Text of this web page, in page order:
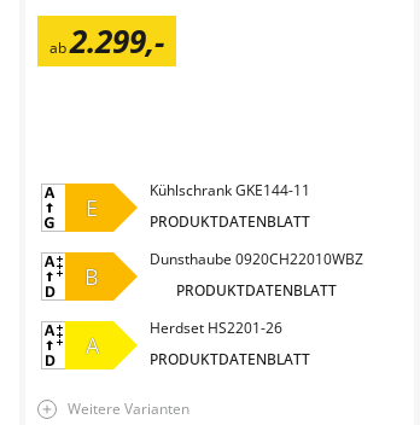
ab2.299,-
Weitere Varianten
E
Kühlschrank GKE144-11
PRODUKTDATENBLATT
B
Dunsthaube 0920CH22010WBZ
PRODUKTDATENBLATT
A
Herdset HS2201-26
PRODUKTDATENBLATT